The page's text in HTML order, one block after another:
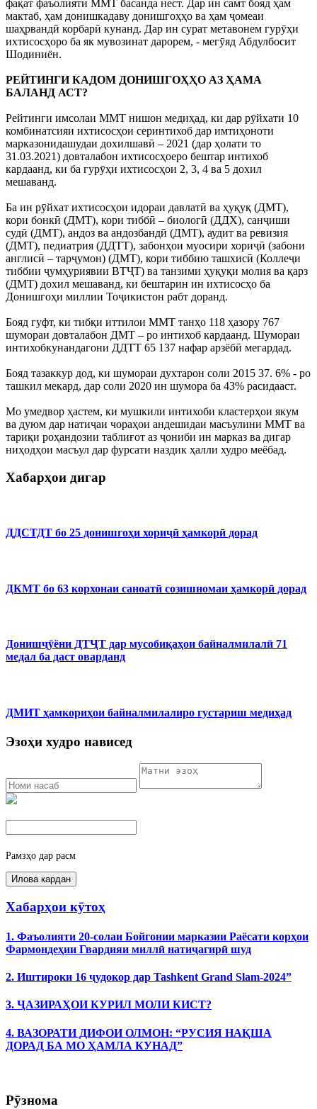
фақат фаъолияти ММТ басанда нест. Дар ин самт бояд ҳам
мактаб, ҳам донишкадаву донишгоҳҳо ва ҳам ҷомеаи
шаҳрвандӣ корбарӣ кунанд. Дар ин сурат метавонем гурӯҳи
ихтисосҳоро ба як мувозинат дарорем, - мегӯяд Абдулбосит
Шодиниён.
РЕЙТИНГИ КАДОМ ДОНИШГОҲҲО АЗ ҲАМА
БАЛАНД АСТ?
Рейтинги имсолаи ММТ нишон медиҳад, ки дар рӯйхати 10
комбинатсияи ихтисосҳои серинтихоб дар имтиҳоноти
марказонидашудаи дохилшавӣ – 2021 (дар ҳолати то
31.03.2021) довталабон ихтисосҳоеро бештар интихоб
кардаанд, ки ба гурӯҳи ихтисосҳои 2, 3, 4 ва 5 дохил
мешаванд.
Ба ин рӯйхат ихтисосҳои идораи давлатӣ ва ҳуқуқ (ДМТ),
кори бонкӣ (ДМТ), кори тиббӣ – биологӣ (ДДХ), санҷиши
судӣ (ДМТ), андоз ва андозбандӣ (ДМТ), аудит ва ревизия
(ДМТ), педиатрия (ДДТТ), забонҳои муосири хориҷӣ (забони
англисӣ – тарҷумон) (ДМТ), кори тиббию ташхисӣ (Коллеҷи
тиббии ҷумҳуриявии ВТҶТ) ва танзими ҳуқуқи молия ва қарз
(ДМТ) дохил мешаванд, ки бештарин ин ихтисосҳо ба
Донишгоҳи миллии Тоҷикистон рабт доранд.
Бояд гуфт, ки тибқи иттилои ММТ танҳо 118 ҳазору 767
шумораи довталабон ДМТ – ро интихоб кардаанд. Шумораи
интихобкунандагони ДДТТ 65 137 нафар арзёбӣ мегардад.
Бояд тазаккур дод, ки шумораи духтарон соли 2015 37. 6% - ро
ташкил мекард, дар соли 2020 ин шумора ба 43% расидааст.
Мо умедвор ҳастем, ки мушкили интихоби кластерҳои якум
ва дуюм дар натиҷаи чораҳои андешидаи масъулини ММТ ва
тариқи роҳандозии таблиғот аз ҷониби ин марказ ва дигар
ниҳодҳои масъул дар фурсати наздик ҳалли худро меёбад.
Хабарҳои дигар
ДДСТДТ бо 25 донишгоҳи хориҷӣ ҳамкорӣ дорад
ДКМТ бо 63 корхонаи саноатӣ созишномаи ҳамкорӣ дорад
Донишҷӯёни ДТҶТ дар мусобиқаҳои байналмилалӣ 71
медал ба даст оварданд
ДМИТ ҳамкориҳои байналмилалиро густариш медиҳад
Эзоҳи худро нависед
Рамзҳо дар расм
Хабарҳои кӯтоҳ
1. Фаъолияти 20-солаи Бойгонии марказии Раёсати корҳои
Фармондеҳии Гвардияи миллӣ натиҷагирӣ шуд
2. Иштироки 16 ҷудокор дар Tashkent Grand Slam-2024”
3. ҶАЗИРАҲОИ КУРИЛ МОЛИ КИСТ?
4. ВАЗОРАТИ ДИФОИ ОЛМОН: “РУСИЯ НАҚША
ДОРАД БА МО ҲАМЛА КУНАД”
Рӯзнома